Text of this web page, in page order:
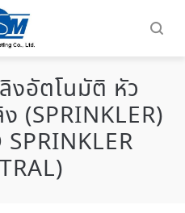
งอัตโนมัติ หัว
(SPRINKLER)